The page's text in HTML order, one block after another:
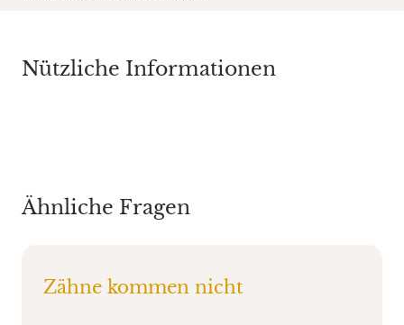
Nützliche Informationen
Ähnliche Fragen
Zähne kommen nicht